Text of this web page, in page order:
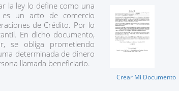
Crear Mi Documento
la ley lo define como una
es un acto de comercio
de Crédito. Por lo
En dicho documento,
se obliga prometiendo
determinada de dinero
llamada beneficiario.